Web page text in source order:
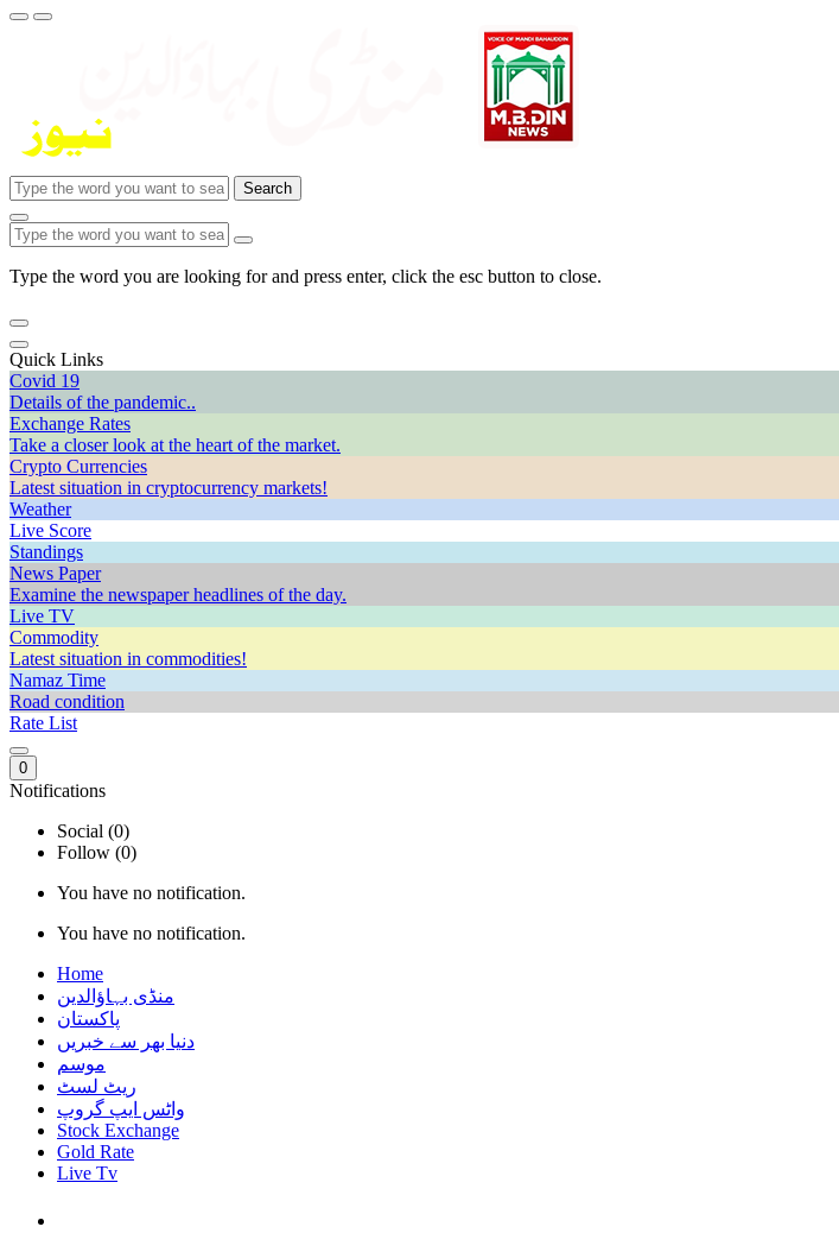
Search
Type the word you are looking for and press enter, click the esc button to close.
Quick Links
Covid 19
Details of the pandemic..
Exchange Rates
Take a closer look at the heart of the market.
Crypto Currencies
Latest situation in cryptocurrency markets!
Weather
Live Score
Standings
News Paper
Examine the newspaper headlines of the day.
Live TV
Commodity
Latest situation in commodities!
Namaz Time
Road condition
Rate List
0
Notifications
Social (0)
Follow (0)
You have no notification.
You have no notification.
Home
منڈی بہاؤالدین
پاکستان
دنیا بھر سے خبریں
موسم
ریٹ لسٹ
واٹس ایپ گروپ
Stock Exchange
Gold Rate
Live Tv